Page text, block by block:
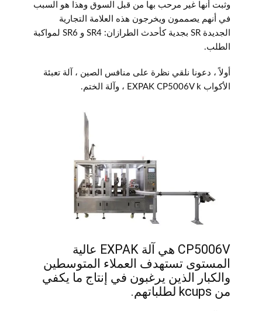
وثبت أنها غير مرحب بها من قبل السوق وهذا هو السبب
في أنهم يصممون ويخرجون هذه العلامة التجارية
الجديدة SR بجدية كأحدث الطرازان: SR4 و SR6 لمواكبة
الطلب.
أولاً ، دعونا نلقي نظرة على منافس الصين ، آلة تعبئة
الأكواب EXPAK CP5006V k ، وآلة الختم.
CP5006V هي آلة EXPAK عالية
المستوى تستهدف العملاء المتوسطين
والكبار الذين يرغبون في إنتاج ما يكفي
من kcups لطلباتهم.